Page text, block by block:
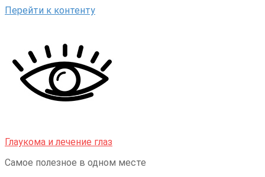
Перейти к контенту
Глаукома и лечение глаз
Самое полезное в одном месте